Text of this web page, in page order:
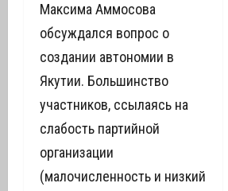
Максима Аммосова
обсуждался вопрос о
создании автономии в
Якутии. Большинство
участников, ссылаясь на
слабость партийной
организации
(малочисленность и низкий